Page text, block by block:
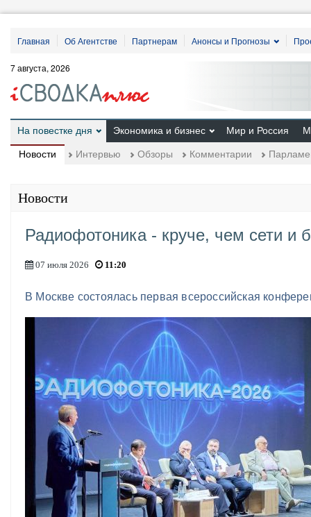
Главная Об Агентстве Партнерам Анонсы и Прогнозы
7 августа, 2026
На повестке дня
Новости Интервью Обзоры Комментарии
Экономика и бизнес Мир и Россия
Новости
Радиофотоника - круче, чем сети и
07 июля 2026 11:20
В Москве состоялась первая всероссийская